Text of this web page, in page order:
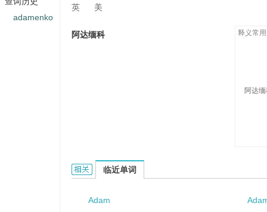
英 美
阿达缅科 释义常
阿达
Adamenko的相关资料：
临近单词
Adam
adamenko